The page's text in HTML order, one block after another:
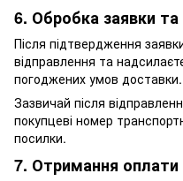
6. Обробка заявки
Після підтвердження
відправлення та
погоджених умов доставки.
Зазвичай після
покупцеві номер
посилки.
7. Отримання оплати